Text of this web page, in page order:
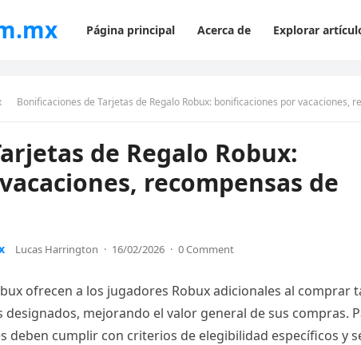
Página principal Acerca de Explorar
Bonificaciones de Tarjetas de Regalo Robux: bonificaciones por vacaciones,
de Regalo Robux:
recompensas de
Lucas Harrington · 16/02/2026 · 0 Comment
ofrecen a los jugadores Robux adicionales al comprar
mejorando el valor general de sus compras.
deben cumplir con criterios de elegibilidad específicos y